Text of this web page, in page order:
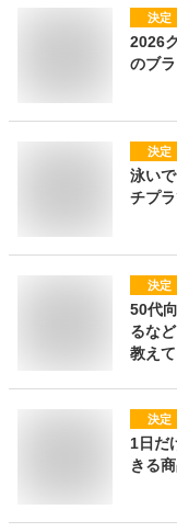
決定
2026
のブ
決定
泳い
チプ
決定
50代
るな
教えて
決定
1日だ
きる